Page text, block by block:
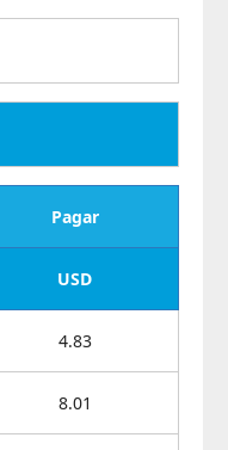
Pagar
USD
4.83
8.01